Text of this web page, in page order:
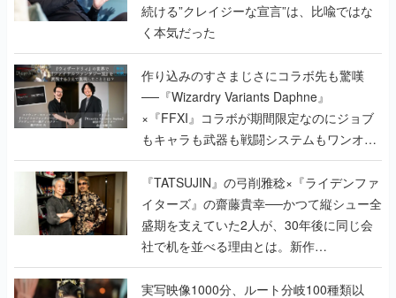
作り込みのすさまじさにコラボ先も驚嘆
──『Wizardry Variants Daphne』
×『FFXI』コラボが期間限定なのにジョブ
もキャラも武器も戦闘システムもワンオフ
で作り込まれた理由を両ディレクターに聞
く
『TATSUJIN』の弓削雅稔×『ライデンファ
イターズ』の齋藤貴幸──かつて縦シュー全
盛期を支えていた2人が、30年後に同じ会
社で机を並べる理由とは。新作
『TATSUJIN EXTREME』で初タッグを組
んだレジェンド2人に訊く開発秘話
実写映像1000分、ルート分岐100種類以
上。配信開始5日で100万本を売った、中国
発の実写インタラクティブドラマゲーム
『盛世天下：女帝への道II』の、規模が違